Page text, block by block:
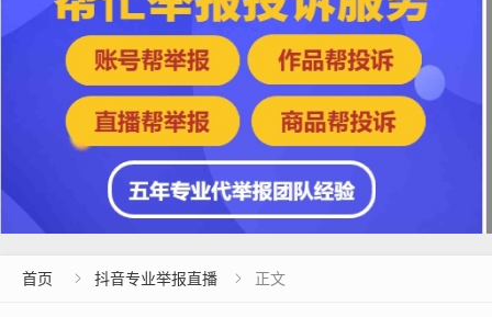
首页  抖音专业举报直播  正文